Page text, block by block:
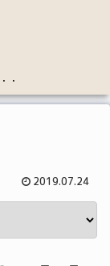
・
2019.07.24